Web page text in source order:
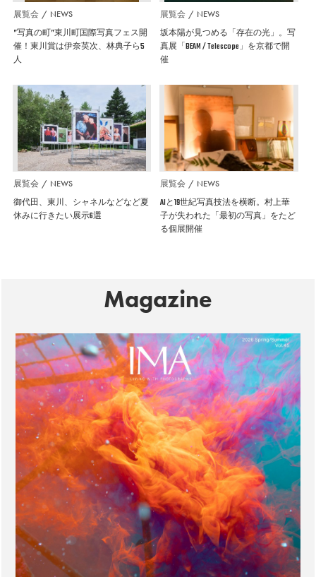
展覧会 NEWS
”写真の町”東川町国際写真フェス開
催！東川賞は伊奈英次、林典子ら5
人
展覧会 NEWS
坂本陽が見つめる「存在の光」。写
真展「BEAM / Telescope」を京都で開
催
展覧会 NEWS
御代田、東川、シャネルなどなど夏
休みに行きたい展示6選
展覧会 NEWS
AIと19世紀写真技法を横断。村上華
子が失われた「最初の写真」をたど
る個展開催
Magazine